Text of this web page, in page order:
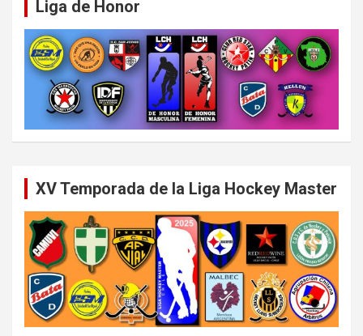
Liga de Honor
XV Temporada de la Liga Hockey Master